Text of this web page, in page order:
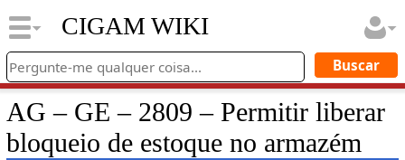
CIGAM WIKI
AG – GE – 2809 – Permitir liberar
bloqueio de estoque no armazém